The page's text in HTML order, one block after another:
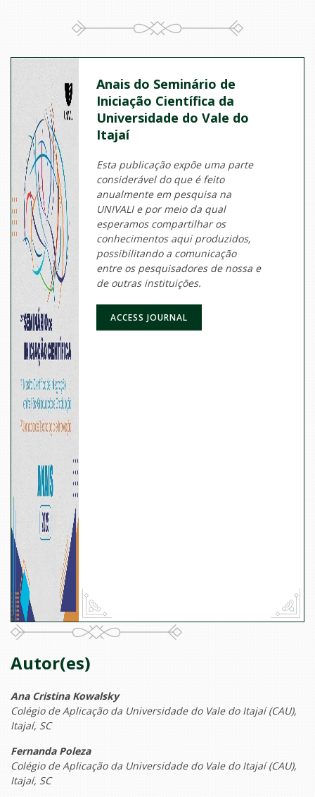
Anais do Seminário de
Iniciação Científica da
Universidade do Vale do
Itajaí
Esta publicação expõe uma parte
considerável do que é feito
anualmente em pesquisa na
UNIVALI e por meio da qual
esperamos compartilhar os
conhecimentos aqui produzidos,
possibilitando a comunicação
entre os pesquisadores de nossa e
de outras instituições.
ACCESS JOURNAL
Autor(es)
Ana Cristina Kowalsky
Colégio de Aplicação da Universidade do Vale do Itajaí (CAU),
Itajaí, SC
Fernanda Poleza
Colégio de Aplicação da Universidade do Vale do Itajaí (CAU),
Itajaí, SC